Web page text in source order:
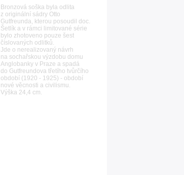
Bronzová soška byla odlita
z originální sádry Otto
Gutfreunda, kterou posoudil doc.
Šetlík a v rámci limitované série
bylo zhotoveno pouze šest
číslovaných odlitků.
Jde o nerealizovaný návrh
na sochařskou výzdobu domu
Anglobanky v Praze a spadá
do Gutfreundova třetího tvůrčího
období (1920 - 1925) - období
nové věcnosti a civilismu.
Výška 24,4 cm.